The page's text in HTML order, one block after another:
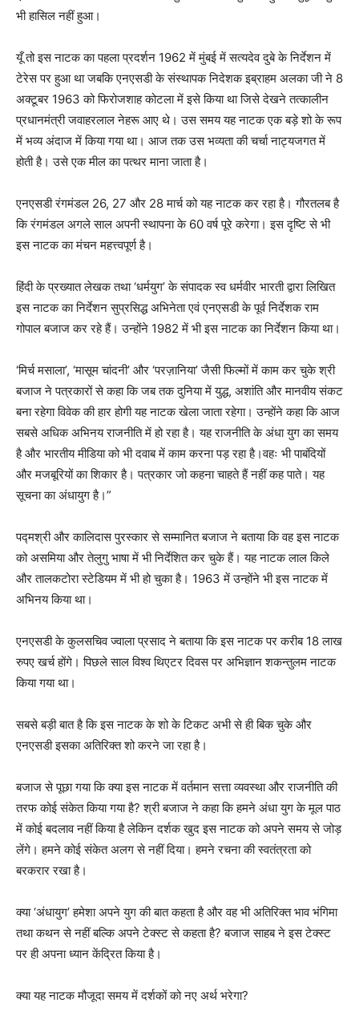
भी हासिल नहीं हुआ।
यूँ तो इस नाटक का पहला प्रदर्शन 1962 में मुंबई में सत्यदेव दुबे के निर्देशन में
टेरेस पर हुआ था जबकि एनएसडी के संस्थापक निदेशक इब्राहम अलका जी ने 8
अक्टूबर 1963 को फिरोजशाह कोटला में इसे किया था जिसे देखने तत्कालीन
प्रधानमंत्री जवाहरलाल नेहरू आए थे। उस समय यह नाटक एक बड़े शो के रूप
में भव्य अंदाज में किया गया था। आज तक उस भव्यता की चर्चा नाट्यजगत में
होती है। उसे एक मील का पत्थर माना जाता है।
एनएसडी रंगमंडल 26, 27 और 28 मार्च को यह नाटक कर रहा है। गौरतलब है
कि रंगमंडल अगले साल अपनी स्थापना के 60 वर्ष पूरे करेगा। इस दृष्टि से भी
इस नाटक का मंचन महत्त्वपूर्ण है।
हिंदी के प्रख्यात लेखक तथा ‘धर्मयुग’ के संपादक स्व धर्मवीर भारती द्वारा लिखित
इस नाटक का निर्देशन सुप्रसिद्ध अभिनेता एवं एनएसडी के पूर्व निर्देशक राम
गोपाल बजाज कर रहे हैं। उन्होंने 1982 में भी इस नाटक का निर्देशन किया था।
‘मिर्च मसाला’, ‘मासूम चांदनी’ और ‘परज़ानिया’ जैसी फिल्मों में काम कर चुके श्री
बजाज ने पत्रकारों से कहा कि जब तक दुनिया में युद्ध, अशांति और मानवीय संकट
बना रहेगा विवेक की हार होगी यह नाटक खेला जाता रहेगा। उन्होंने कहा कि आज
सबसे अधिक अभिनय राजनीति में हो रहा है। यह राजनीति के अंधा युग का समय
है और भारतीय मीडिया को भी दवाब में काम करना पड़ रहा है।वहः भी पाबंदियों
और मजबूरियों का शिकार है। पत्रकार जो कहना चाहते हैं नहीं कह पाते। यह
सूचना का अंधायुग है।”
पद्मश्री और कालिदास पुरस्कार से सम्मानित बजाज ने बताया कि वह इस नाटक
को असमिया और तेलुगु भाषा में भी निर्देशित कर चुके हैं। यह नाटक लाल किले
और तालकटोरा स्टेडियम में भी हो चुका है। 1963 में उन्होंने भी इस नाटक में
अभिनय किया था।
एनएसडी के कुलसचिव ज्वाला प्रसाद ने बताया कि इस नाटक पर करीब 18 लाख
रुपए खर्च होंगे। पिछले साल विश्व थिएटर दिवस पर अभिज्ञान शकन्तुलम नाटक
किया गया था।
सबसे बड़ी बात है कि इस नाटक के शो के टिकट अभी से ही बिक चुके और
एनएसडी इसका अतिरिक्त शो करने जा रहा है।
बजाज से पूछा गया कि क्या इस नाटक में वर्तमान सत्ता व्यवस्था और राजनीति की
तरफ कोई संकेत किया गया है? श्री बजाज ने कहा कि हमने अंधा युग के मूल पाठ
में कोई बदलाव नहीं किया है लेकिन दर्शक खुद इस नाटक को अपने समय से जोड़
लेंगे। हमने कोई संकेत अलग से नहीं दिया। हमने रचना की स्वतंत्रता को
बरकरार रखा है।
क्या ‘अंधायुग’ हमेशा अपने युग की बात कहता है और वह भी अतिरिक्त भाव भंगिमा
तथा कथन से नहीं बल्कि अपने टेक्स्ट से कहता है? बजाज साहब ने इस टेक्स्ट
पर ही अपना ध्यान केंद्रित किया है।
क्या यह नाटक मौजूदा समय में दर्शकों को नए अर्थ भरेगा?